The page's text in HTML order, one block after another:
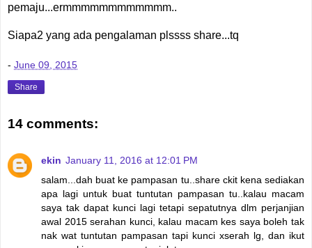
pemaju...ermmmmmmmmmmmm..
Siapa2 yang ada pengalaman plssss share...tq
- June 09, 2015
Share
14 comments:
ekin January 11, 2016 at 12:01 PM
salam...dah buat ke pampasan tu..share ckit kena sediakan
apa lagi untuk buat tuntutan pampasan tu..kalau macam
saya tak dapat kunci lagi tetapi sepatutnya dlm perjanjian
awal 2015 serahan kunci, kalau macam kes saya boleh tak
nak wat tuntutan pampasan tapi kunci xserah lg, dan ikut